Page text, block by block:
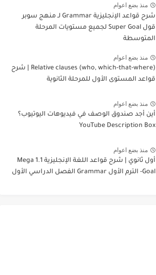
منذ بضع اعوام
شرح قواعد الإنجليزية Grammar لـ منهج سوبر
قول Super Goal لجميع مستويات المرحلة
المتوسطة
منذ بضع اعوام
Relative clauses (who, which-that-where) | شرح
قواعد المستوى الأول للمرحلة الثانوية
منذ بضع اعوام
أين أجد صندوق الوصف في فيديوهات اليوتيوب؟
YouTube Description Box
منذ بضع اعوام
أول ثانوي | شرح قواعد اللغة الإنجليزية 1.1 Mega
Goal- الترم الأول Grammar الفصل الدراسي الأول